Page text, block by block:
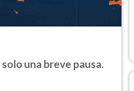
una breve pausa.